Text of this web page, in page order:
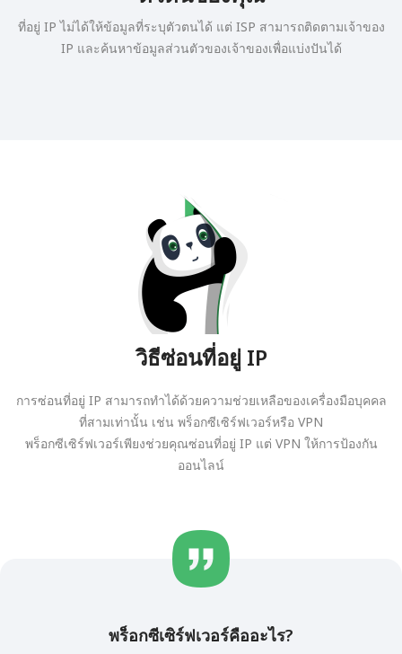
ที่อยู่ IP ไม่ได้ให้ข้อมูลที่ระบุตัวตนได้ แต่ ISP สามารถติดตามเจ้าของ
IP และค้นหาข้อมูลส่วนตัวของเจ้าของเพื่อแบ่งปันได้
วิธีซ่อนที่อยู่ IP
การซ่อนที่อยู่ IP สามารถทำได้ด้วยความช่วยเหลือของเครื่องมือบุคคล
ที่สามเท่านั้น เช่น พร็อกซีเซิร์ฟเวอร์หรือ VPN
พร็อกซีเซิร์ฟเวอร์เพียงช่วยคุณซ่อนที่อยู่ IP แต่ VPN ให้การป้องกัน
ออนไลน์
พร็อกซีเซิร์ฟเวอร์คืออะไร?